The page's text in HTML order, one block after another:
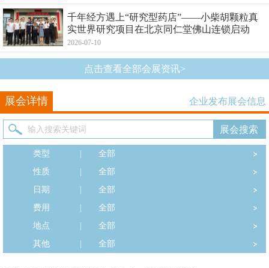
千年经方遇上“研究型药店”——小柴胡颗粒真
实世界研究项目在北京同仁堂佛山连锁启动
2026-07-10
点击查看全部会展资讯>
展会详情 企业发布展会信息
类型
全部
性质
全部
日期
全部
费用
全部
地点
全部
其他
全部